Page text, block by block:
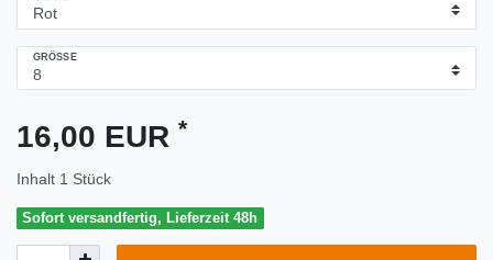
GRÖSSE
16,00 EUR *
Inhalt 1 Stück
Sofort versandfertig, Lieferzeit 48h